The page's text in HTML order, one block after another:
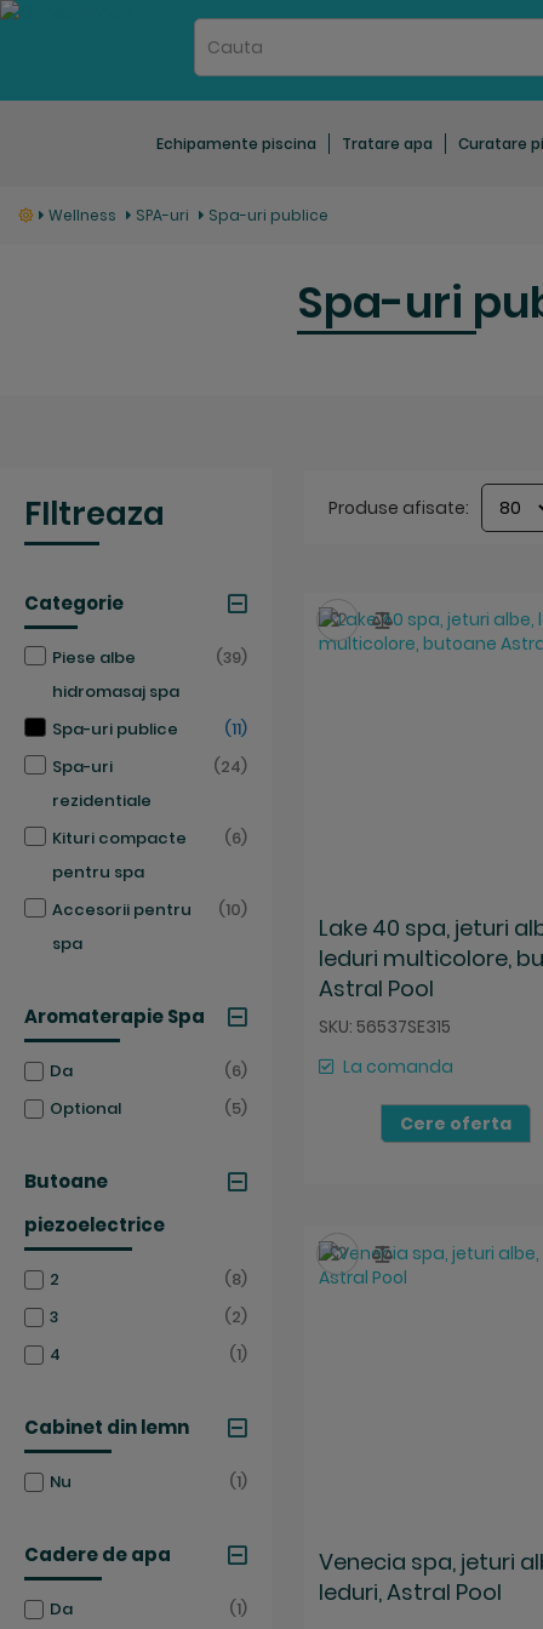
Echipamente piscina Tratare apa Curatare
Wellness SPA-uri Spa-uri publice
Spa-uri
Produse afisate:
Lake 40 spa, jeturi
leduri multicolore,
Astral Pool
SKU: 56537SE315
La comanda
Cere oferta
SalveazaCompara
Venecia spa, jeturi
leduri, Astral Pool
SalveazaCompara
FIltreaza
Categorie
Piese albe
hidromasaj spa
39
articole
Spa-uri publice 11
articole
Spa-uri
rezidentiale
24
articole
Kituri compacte
pentru spa
6
articole
Accesorii pentru
spa
10
articole
Aromaterapie Spa
Da 6
articole
Optional
5
articole
Butoane
piezoelectrice
2 8
articole
3
2
articole
4
1
articol
Cabinet din lemn
Nu 1
articol
Cadere de apa
Da 1
articol